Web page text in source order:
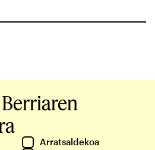
Arratsaldekoa